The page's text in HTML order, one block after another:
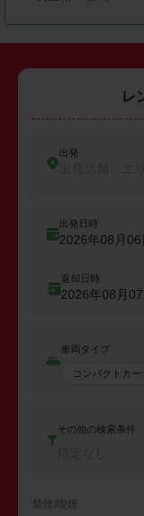
レ
出発
出発日時
2026年08月06
返却日時
2026年08月
車両タイプ
コンパクトカー
その他の検索条件
禁煙/喫煙